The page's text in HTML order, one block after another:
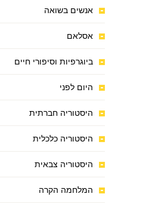
אנשים בשואה
אסלאם
ביוגרפיות וסיפורי חיים
היום לפני
היסטוריה חברתית
היסטוריה כלכלית
היסטוריה צבאית
המלחמה הקרה